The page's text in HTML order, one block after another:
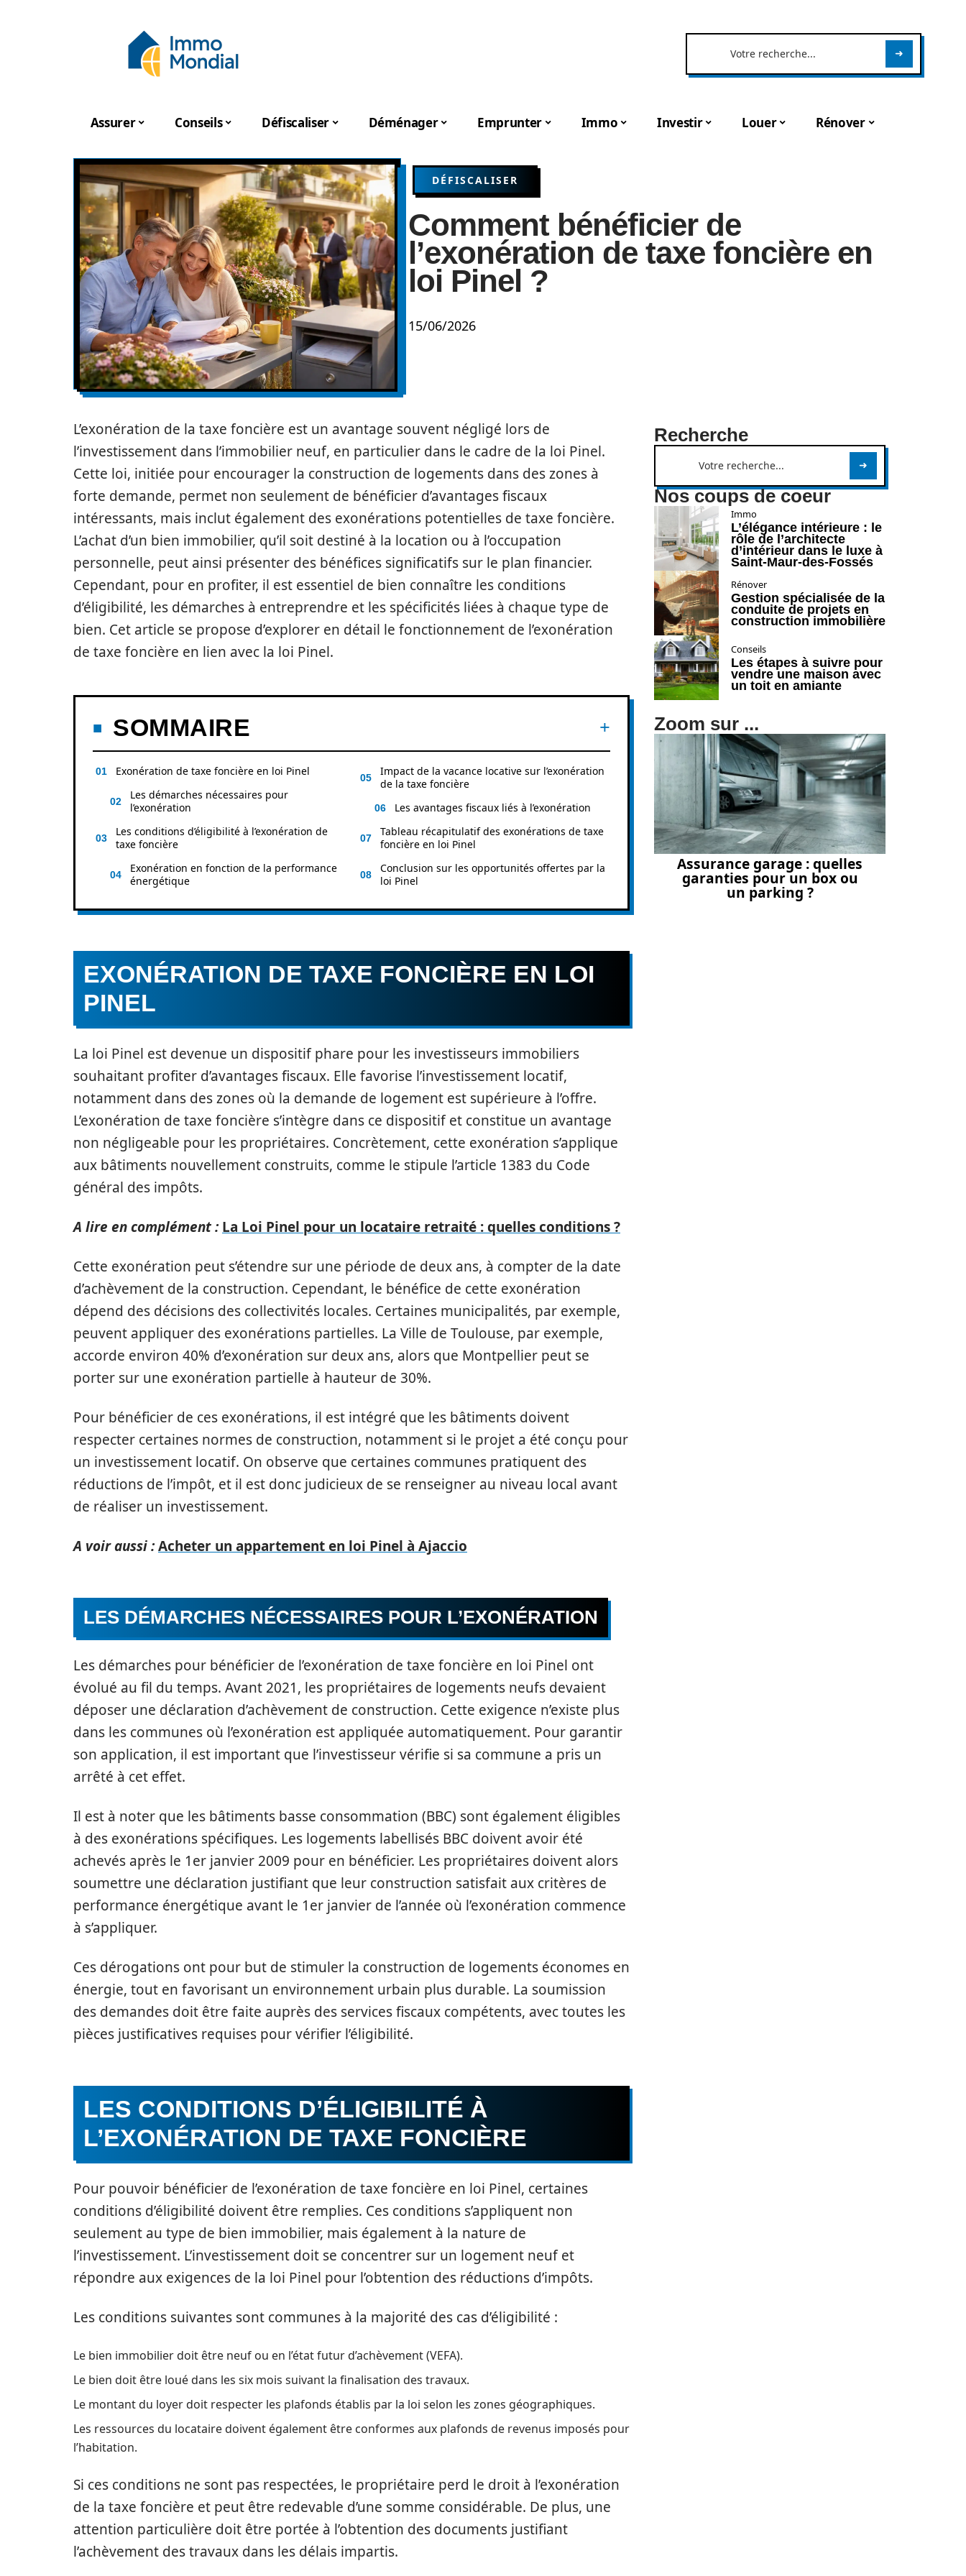
Assurer Conseils Défiscaliser Déménager Emprunter Immo Investir Louer Rénover
DÉFISCALISER
Comment bénéficier de
l’exonération de taxe foncière en
loi Pinel ?
15/06/2026
L’exonération de la taxe foncière est un avantage souvent négligé lors de
l’investissement dans l’immobilier neuf, en particulier dans le cadre de la loi Pinel.
Cette loi, initiée pour encourager la construction de logements dans des zones à
forte demande, permet non seulement de bénéficier d’avantages fiscaux
intéressants, mais inclut également des exonérations potentielles de taxe foncière.
L’achat d’un bien immobilier, qu’il soit destiné à la location ou à l’occupation
personnelle, peut ainsi présenter des bénéfices significatifs sur le plan financier.
Cependant, pour en profiter, il est essentiel de bien connaître les conditions
d’éligibilité, les démarches à entreprendre et les spécificités liées à chaque type de
bien. Cet article se propose d’explorer en détail le fonctionnement de l’exonération
de taxe foncière en lien avec la loi Pinel.
SOMMAIRE
Exonération de taxe foncière en loi Pinel
Les démarches nécessaires pour
l’exonération
Les conditions d’éligibilité à l’exonération de
taxe foncière
Exonération en fonction de la performance
énergétique
Impact de la vacance locative sur l’exonération
de la taxe foncière
Les avantages fiscaux liés à l’exonération
Tableau récapitulatif des exonérations de taxe
foncière en loi Pinel
Conclusion sur les opportunités offertes par la
loi Pinel
EXONÉRATION DE TAXE FONCIÈRE EN LOI
PINEL
La loi Pinel est devenue un dispositif phare pour les investisseurs immobiliers
souhaitant profiter d’avantages fiscaux. Elle favorise l’investissement locatif,
notamment dans des zones où la demande de logement est supérieure à l’offre.
L’exonération de taxe foncière s’intègre dans ce dispositif et constitue un avantage
non négligeable pour les propriétaires. Concrètement, cette exonération s’applique
aux bâtiments nouvellement construits, comme le stipule l’article 1383 du Code
général des impôts.
A lire en complément : La Loi Pinel pour un locataire retraité : quelles conditions ?
Cette exonération peut s’étendre sur une période de deux ans, à compter de la date
d’achèvement de la construction. Cependant, le bénéfice de cette exonération
dépend des décisions des collectivités locales. Certaines municipalités, par exemple,
peuvent appliquer des exonérations partielles. La Ville de Toulouse, par exemple,
accorde environ 40% d’exonération sur deux ans, alors que Montpellier peut se
porter sur une exonération partielle à hauteur de 30%.
Pour bénéficier de ces exonérations, il est intégré que les bâtiments doivent
respecter certaines normes de construction, notamment si le projet a été conçu pour
un investissement locatif. On observe que certaines communes pratiquent des
réductions de l’impôt, et il est donc judicieux de se renseigner au niveau local avant
de réaliser un investissement.
A voir aussi :Acheter un appartement en loi Pinel à Ajaccio
LES DÉMARCHES NÉCESSAIRES POUR L’EXONÉRATION
Les démarches pour bénéficier de l’exonération de taxe foncière en loi Pinel ont
évolué au fil du temps. Avant 2021, les propriétaires de logements neufs devaient
déposer une déclaration d’achèvement de construction. Cette exigence n’existe plus
dans les communes où l’exonération est appliquée automatiquement. Pour garantir
son application, il est important que l’investisseur vérifie si sa commune a pris un
arrêté à cet effet.
Il est à noter que les bâtiments basse consommation (BBC) sont également éligibles
à des exonérations spécifiques. Les logements labellisés BBC doivent avoir été
achevés après le 1er janvier 2009 pour en bénéficier. Les propriétaires doivent alors
soumettre une déclaration justifiant que leur construction satisfait aux critères de
performance énergétique avant le 1er janvier de l’année où l’exonération commence
à s’appliquer.
Ces dérogations ont pour but de stimuler la construction de logements économes en
énergie, tout en favorisant un environnement urbain plus durable. La soumission
des demandes doit être faite auprès des services fiscaux compétents, avec toutes les
pièces justificatives requises pour vérifier l’éligibilité.
LES CONDITIONS D’ÉLIGIBILITÉ À
L’EXONÉRATION DE TAXE FONCIÈRE
Pour pouvoir bénéficier de l’exonération de taxe foncière en loi Pinel, certaines
conditions d’éligibilité doivent être remplies. Ces conditions s’appliquent non
seulement au type de bien immobilier, mais également à la nature de
l’investissement. L’investissement doit se concentrer sur un logement neuf et
répondre aux exigences de la loi Pinel pour l’obtention des réductions d’impôts.
Les conditions suivantes sont communes à la majorité des cas d’éligibilité :
Le bien immobilier doit être neuf ou en l’état futur d’achèvement (VEFA).
Le bien doit être loué dans les six mois suivant la finalisation des travaux.
Le montant du loyer doit respecter les plafonds établis par la loi selon les zones géographiques.
Les ressources du locataire doivent également être conformes aux plafonds de revenus imposés pour
l’habitation.
Si ces conditions ne sont pas respectées, le propriétaire perd le droit à l’exonération
de la taxe foncière et peut être redevable d’une somme considérable. De plus, une
attention particulière doit être portée à l’obtention des documents justifiant
l’achèvement des travaux dans les délais impartis.
Recherche
Nos coups de coeur
Immo
L’élégance intérieure : le
rôle de l’architecte
d’intérieur dans le luxe à
Saint-Maur-des-Fossés
Rénover
Gestion spécialisée de la
conduite de projets en
construction immobilière
Conseils
Les étapes à suivre pour
vendre une maison avec
un toit en amiante
Zoom sur ...
Assurance garage : quelles
garanties pour un box ou
un parking ?